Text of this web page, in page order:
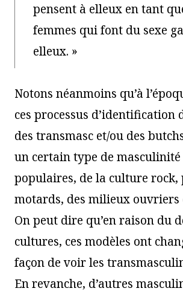
pensent à elleux en tant
femmes qui font du sexe
elleux. »
Notons néanmoins qu’à
ces processus d’identification
des transmasc et/ou des
un certain type de masculinité
populaires, de la culture rock,
motards, des milieux ouvriers
On peut dire qu’en raison du
cultures, ces modèles ont
façon de voir les
En revanche, d’autres